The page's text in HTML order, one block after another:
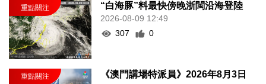
“白海豚”料最快傍晚浙閩沿海登陸
2026-08-09 12:49
307
0
《澳門講場特派員》2026年8月3日